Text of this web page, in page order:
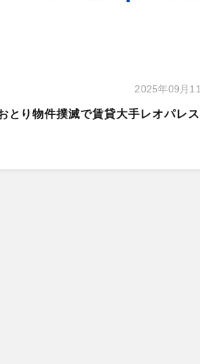
2025年09月
とり物件撲滅で賃貸大手レオパレ